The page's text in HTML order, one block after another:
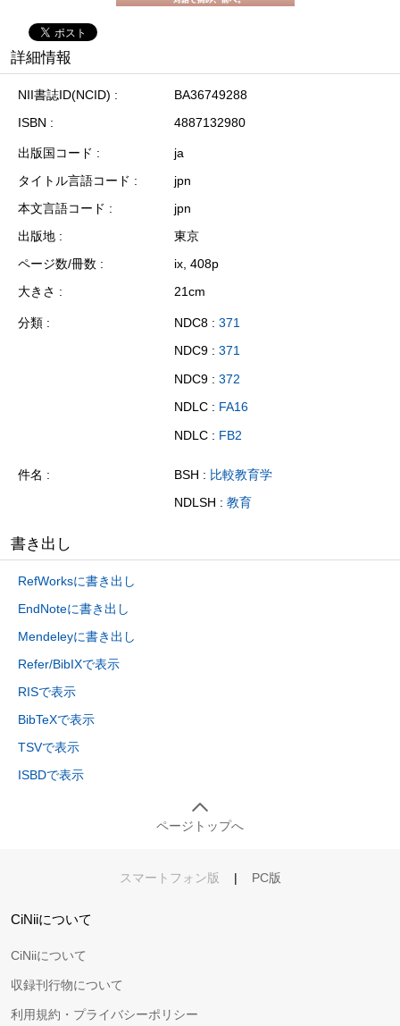
詳細情報
NII書誌ID(NCID)
BA36749288
ISBN
4887132980
出版国コード
ja
タイトル言語コード
jpn
本文言語コード
jpn
出版地
東京
ページ数/冊数
ix, 408p
大きさ
21cm
分類 NDC8 : 371
NDC9 : 371
NDC9 : 372
NDLC : FA16
NDLC : FB2
件名 BSH : 比較教育学
NDLSH : 教育
書き出し
RefWorksに書き出し
EndNoteに書き出し
Mendeleyに書き出し
Refer/BibIXで表示
RISで表示
BibTeXで表示
TSVで表示
ISBDで表示
ページトップへ
スマートフォン版 | PC版
CiNiiについて
CiNiiについて
収録刊行物について
利用規約・プライバシーポリシー